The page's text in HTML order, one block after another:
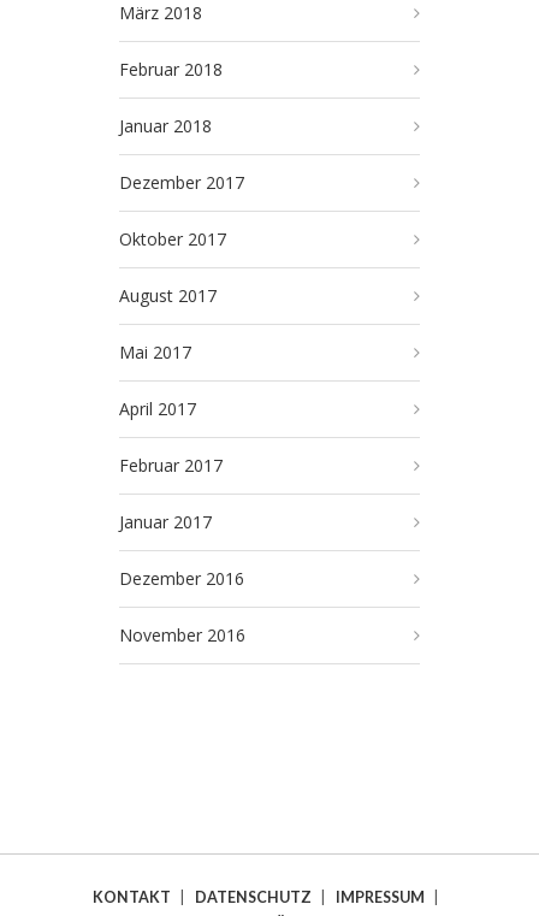
März 2018
Februar 2018
Januar 2018
Dezember 2017
Oktober 2017
August 2017
Mai 2017
April 2017
Februar 2017
Januar 2017
Dezember 2016
November 2016
KONTAKT DATENSCHUTZ IMPRESSUM